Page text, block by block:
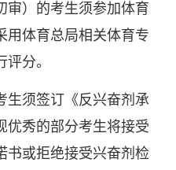
审）的考生须参加体育
用体育总局相关体育专
分。
生须签订《反兴奋剂承
优秀的部分考生将接受
书或拒绝接受兴奋剂检